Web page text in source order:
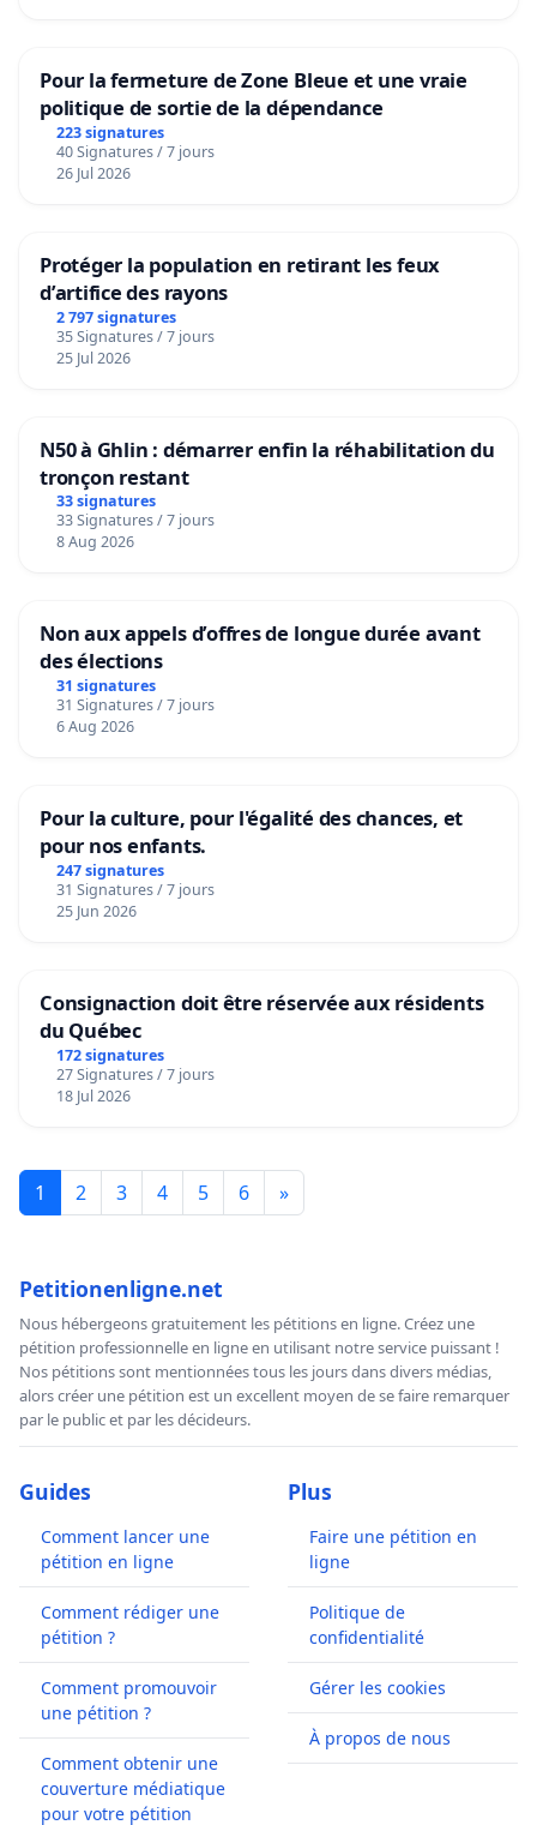
Pour la fermeture de Zone Bleue et une vraie
politique de sortie de la dépendance
223 signatures
40 Signatures / 7 jours
26 Jul 2026
Protéger la population en retirant les feux
d’artifice des rayons
2 797 signatures
35 Signatures / 7 jours
25 Jul 2026
N50 à Ghlin : démarrer enfin la réhabilitation du
tronçon restant
33 signatures
33 Signatures / 7 jours
8 Aug 2026
Non aux appels d’offres de longue durée avant
des élections
31 signatures
31 Signatures / 7 jours
6 Aug 2026
Pour la culture, pour l'égalité des chances, et
pour nos enfants.
247 signatures
31 Signatures / 7 jours
25 Jun 2026
Consignaction doit être réservée aux résidents
du Québec
172 signatures
27 Signatures / 7 jours
18 Jul 2026
1 2 3 4 5 6 »
Petitionenligne.net
Nous hébergeons gratuitement les pétitions en ligne. Créez une
pétition professionnelle en ligne en utilisant notre service puissant !
Nos pétitions sont mentionnées tous les jours dans divers médias,
alors créer une pétition est un excellent moyen de se faire remarquer
par le public et par les décideurs.
Guides
Comment lancer une
pétition en ligne
Comment rédiger une
pétition ?
Comment promouvoir
une pétition ?
Comment obtenir une
couverture médiatique
pour votre pétition
Plus
Faire une pétition en
ligne
Politique de
confidentialité
Gérer les cookies
À propos de nous